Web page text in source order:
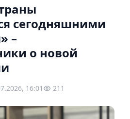
сегодняшними
–
о новой
16:01 211